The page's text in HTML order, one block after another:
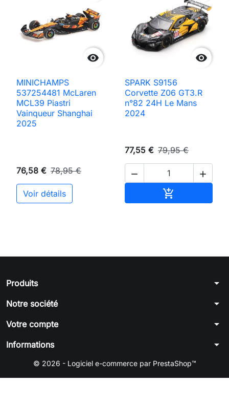

MINICHAMPS
537254481 McLaren
MCL39 Piastri
Vainqueur Shanghai
2025
76,58 € 78,95 €
Voir détails

SPARK S9156
Corvette Z06 GT3.R
n°82 24H Le Mans
2024
77,55 € 79,95 €
 

Produits arrow_drop_down
Notre société arrow_drop_down
Votre compte arrow_drop_down
Informations arrow_drop_down
© 2026 - Logiciel e-commerce par PrestaShop™